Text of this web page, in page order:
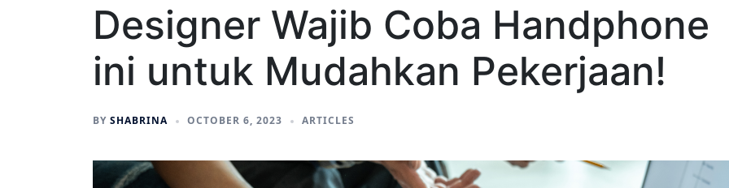
Designer Wajib Coba Handphone
ini untuk Mudahkan Pekerjaan!
BY SHABRINA OCTOBER 6, 2023 ARTICLES